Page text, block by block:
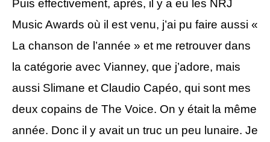
Puis effectivement, après, il y a eu les NRJ
Music Awards où il est venu, j’ai pu faire aussi «
La chanson de l’année » et me retrouver dans
la catégorie avec Vianney, que j’adore, mais
aussi Slimane et Claudio Capéo, qui sont mes
deux copains de The Voice. On y était la même
année. Donc il y avait un truc un peu lunaire. Je